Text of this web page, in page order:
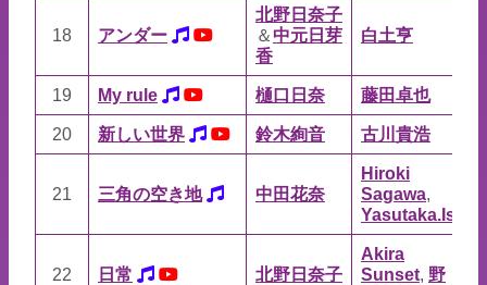
18 アンダー
北野日奈子
＆中元日芽
香
白土亨
19 My rule 樋口日奈 藤田卓也
20 新しい世界 鈴木絢音 古川貴浩
21 三角の空き地 中田花奈
Hiroki
Sagawa,
Yasutaka.Ishio
22 日常 北野日奈子
Akira
Sunset, 野